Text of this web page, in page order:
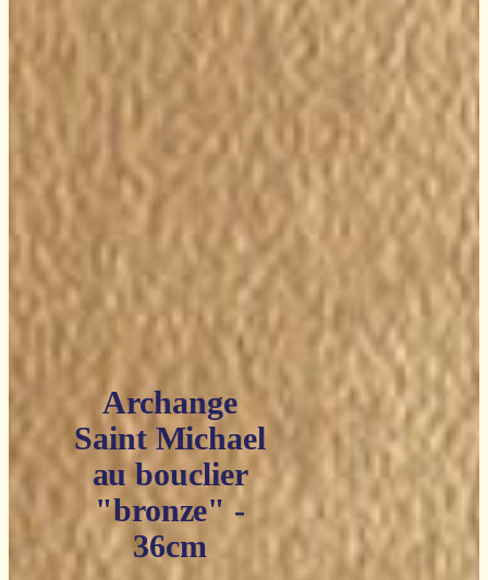
Archange
Saint Michael
au bouclier
"bronze" -
36cm